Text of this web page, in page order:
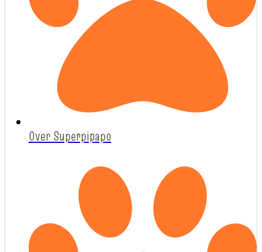
Over Superpipapo